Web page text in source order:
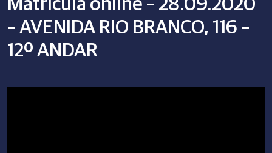
Matricula online – 28.09.2020
– AVENIDA RIO BRANCO, 116 –
12º ANDAR